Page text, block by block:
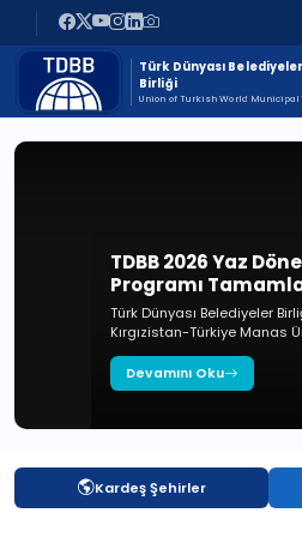
Türk Dünyası Belediyeler
Birliği
Union of Turkish World
TDBB 2026 Yaz
Programı
Türk Dünyası Belediyeler
Kırgızistan-Türkiye Manas
birliğinde sürdürülen staj
dokuzuncusu, 6-31 Temmuz
arasında İstanbul'da
Devamını Oku
Kardeş Şehirler